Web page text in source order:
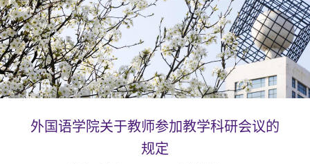
外国语学院关于教师参加教学科研会议的
规定